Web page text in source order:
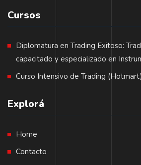
Cursos
Diplomatura en Trading Exitoso:
capacitado y especializado en
Curso Intensivo de Trading (Hotmart)
Explorá
Home
Contacto